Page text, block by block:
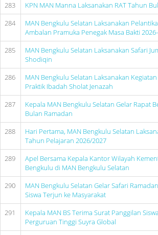
283
KPN MAN Manna Laksanakan RAT Tahun
284
MAN Bengkulu Selatan Laksanakan
Ambalan Pramuka Penegak Masa Bakti
285
MAN Bengkulu Selatan Laksanakan Safari
Shodiqin
286
MAN Bengkulu Selatan Laksanakan
Praktik Ibadah Sholat Jenazah
287
Kepala MAN Bengkulu Selatan Gelar Rapat
Bulan Ramadan
288
Hari Pertama, MAN Bengkulu Selatan
Tahun Pelajaran 2026/2027
289
Apel Bersama Kepala Kantor Wilayah
Bengkulu di MAN Bengkulu Selatan
290
MAN Bengkulu Selatan Gelar Safari
Siswa Terjun ke Masyarakat
291
Kepala MAN BS Terima Surat Panggilan
Perguruan Tinggi Suyra Global